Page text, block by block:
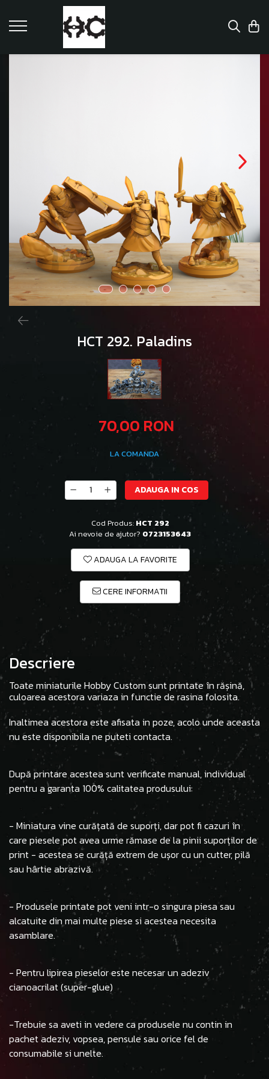
HCT 292. Paladins
70,00 RON
LA COMANDA
ADAUGA IN COS
Cod Produs: HCT 292
Ai nevoie de ajutor? 0723153643
ADAUGA LA FAVORITE
CERE INFORMATII
Descriere
Toate miniaturile Hobby Custom sunt printate în rășină,
culoarea acestora variaza in functie de rasina folosita.
Inaltimea acestora este afisata in poze, acolo unde aceasta
nu este disponibila ne puteti contacta.
După printare acestea sunt verificate manual, individual
pentru a garanta 100% calitatea produsului:
- Miniatura vine curățată de suporți, dar pot fi cazuri în
care piesele pot avea urme rămase de la pinii suporților de
print - acestea se curăță extrem de ușor cu un cutter, pilă
sau hârtie abrazivă.
- Produsele printate pot veni intr-o singura piesa sau
alcatuite din mai multe piese si acestea necesita
asamblare.
- Pentru lipirea pieselor este necesar un adeziv
cianoacrilat (super-glue)
-Trebuie sa aveti in vedere ca produsele nu contin in
pachet adeziv, vopsea, pensule sau orice fel de
consumabile si unelte.